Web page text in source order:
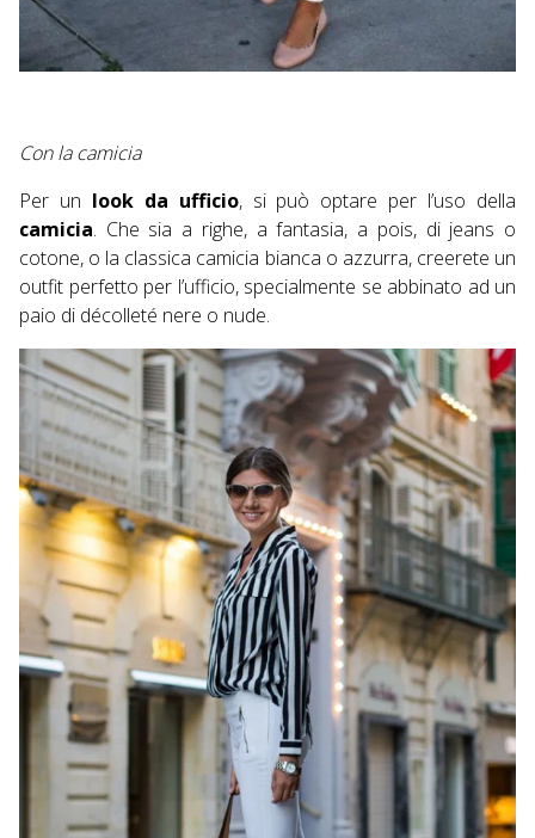
Con la camicia
Per un look da ufficio, si può optare per l’uso della
camicia. Che sia a righe, a fantasia, a pois, di jeans o
cotone, o la classica camicia bianca o azzurra, creerete un
outfit perfetto per l’ufficio, specialmente se abbinato ad un
paio di décolleté nere o nude.